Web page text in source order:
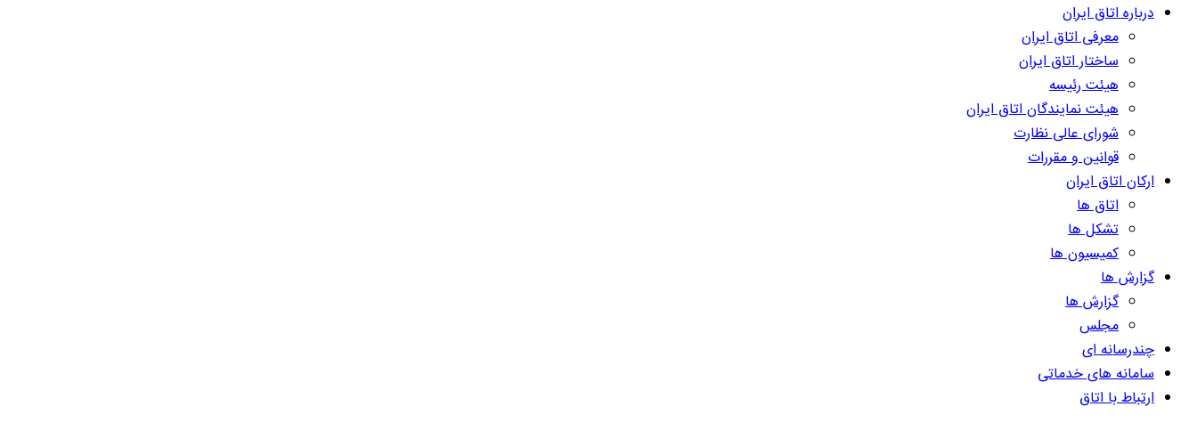
درباره اتاق ایران
معرفی اتاق ایران
ساختار اتاق ایران
هیئت رئیسه
هیئت نمایندگان اتاق ایران
شورای عالی نظارت
قوانین و مقررات
ارکان اتاق ایران
اتاق ها
تشکل ها
کمیسیون ها
گزارش ها
گزارش ها
مجلس
چندرسانه ای
سامانه های خدماتی
ارتباط با اتاق